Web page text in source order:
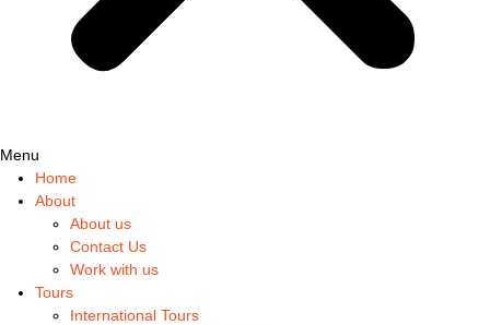
Menu
Home
About
About us
Contact Us
Work with us
Tours
International Tours